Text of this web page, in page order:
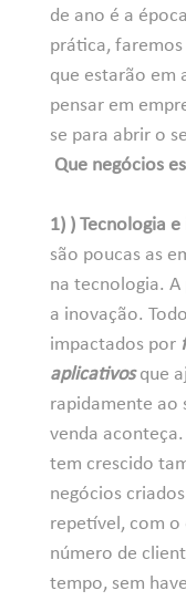
de ano é a
prática,
que estarão em
pensar em
se para abrir o
Que negócios
1) ) Tecnologia
são poucas as
na tecnologia. A
a inovação.
impactados por
aplicativosque
rapidamente ao
venda
tem crescido
negócios
repetível, com o
número de
tempo, sem